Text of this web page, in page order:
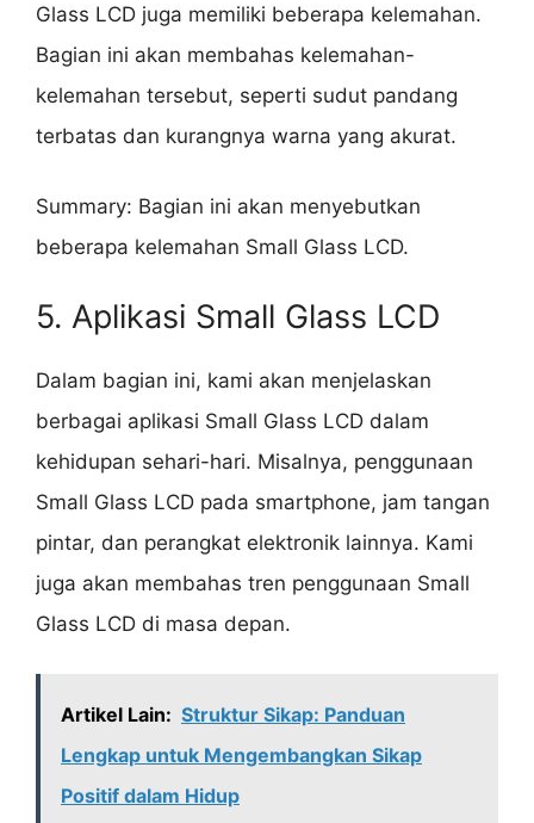
Glass LCD juga memiliki beberapa kelemahan.
Bagian ini akan membahas kelemahan-
kelemahan tersebut, seperti sudut pandang
terbatas dan kurangnya warna yang akurat.
Summary: Bagian ini akan menyebutkan
beberapa kelemahan Small Glass LCD.
5. Aplikasi Small Glass LCD
Dalam bagian ini, kami akan menjelaskan
berbagai aplikasi Small Glass LCD dalam
kehidupan sehari-hari. Misalnya, penggunaan
Small Glass LCD pada smartphone, jam tangan
pintar, dan perangkat elektronik lainnya. Kami
juga akan membahas tren penggunaan Small
Glass LCD di masa depan.
Artikel Lain: Struktur Sikap: Panduan
Lengkap untuk Mengembangkan Sikap
Positif dalam Hidup